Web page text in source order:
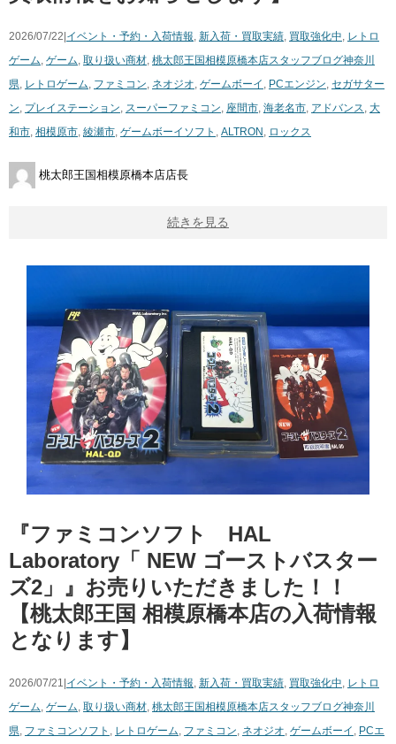
2026/07/22| イベント・予約・入荷情報, 新入荷・買取実績, 買取強化中, レトロ
ゲーム, ゲーム, 取り扱い商材, 桃太郎王国相模原橋本店スタッフブログ神奈川
県, レトロゲーム, ファミコン, ネオジオ, ゲームボーイ , PCエンジン, セガサター
ン, プレイステーション, スーパーファミコン, 座間市, 海老名市, アドバンス, 大
和市, 相模原市, 綾瀬市, ゲームボーイソフト , ALTRON , ロックス
桃太郎王国相模原橋本店店長
続きを見る
『ファミコンソフト HAL ​
Laboratory「 ​NEW ​ゴーストバスター
ズ2」』お売りいただきました！！
【桃太郎王国 相模原橋本店の入荷情報
となります】
2026/07/21|イベント・予約・入荷情報 新入荷・買取実績 買取強化中 レトロ
ゲーム ゲーム 取り扱い商材 桃太郎王国相模原橋本店スタッフブログ神奈川
県 ファミコンソフト レトロゲーム ファミコン ネオジオ ゲームボーイ
PCエ